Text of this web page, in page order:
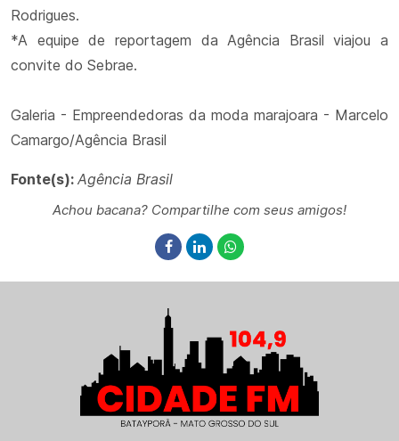
Rodrigues.
*A equipe de reportagem da Agência Brasil viajou a
convite do Sebrae.
Galeria - Empreendedoras da moda marajoara - Marcelo
Camargo/Agência Brasil
Fonte(s): Agência Brasil
Achou bacana? Compartilhe com seus amigos!